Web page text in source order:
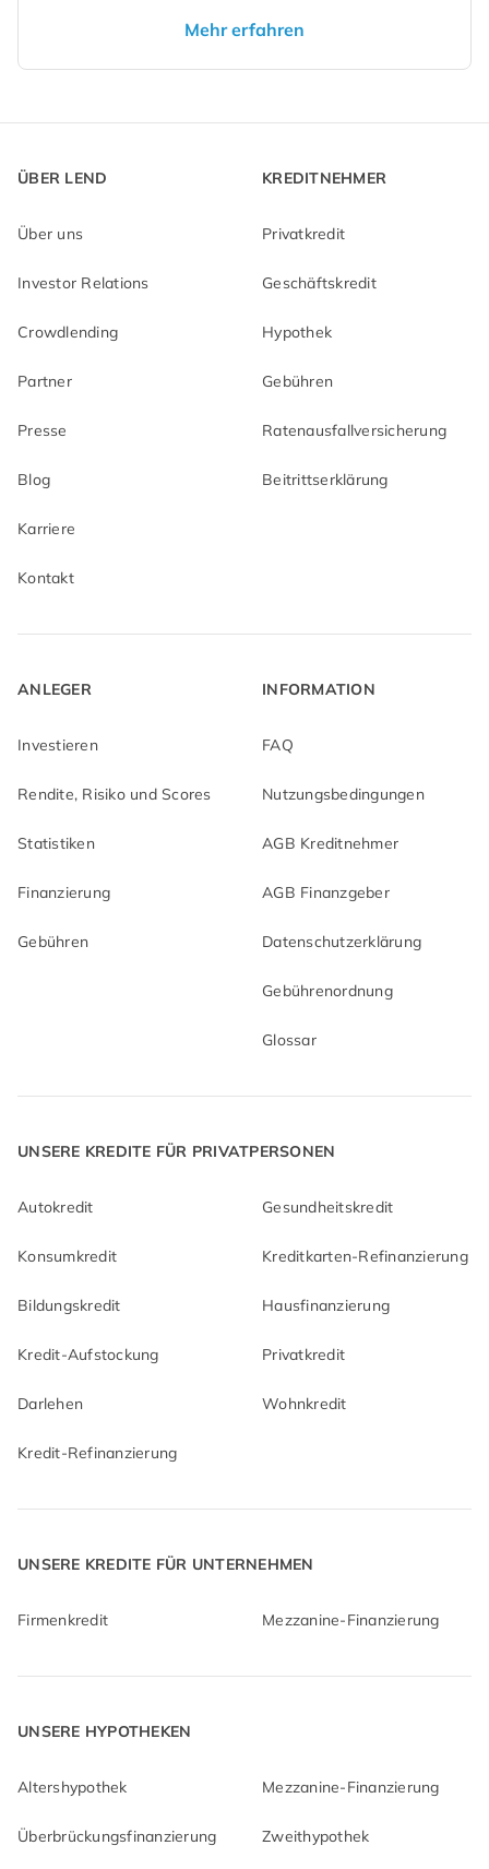
Mehr erfahren
ÜBER LEND
Über uns
Investor Relations
Crowdlending
Partner
Presse
Blog
Karriere
Kontakt
KREDITNEHMER
Privatkredit
Geschäftskredit
Hypothek
Gebühren
Ratenausfallversicherung
Beitrittserklärung
ANLEGER
Investieren
Rendite, Risiko und Scores
Statistiken
Finanzierung
Gebühren
INFORMATION
FAQ
Nutzungsbedingungen
AGB Kreditnehmer
AGB Finanzgeber
Datenschutzerklärung
Gebührenordnung
Glossar
UNSERE KREDITE FÜR PRIVATPERSONEN
Autokredit Gesundheitskredit
Konsumkredit Kreditkarten-Refinanzierung
Bildungskredit Hausfinanzierung
Kredit-Aufstockung Privatkredit
Darlehen Wohnkredit
Kredit-Refinanzierung
UNSERE KREDITE FÜR UNTERNEHMEN
Firmenkredit Mezzanine-Finanzierung
UNSERE HYPOTHEKEN
Altershypothek Mezzanine-Finanzierung
Überbrückungsfinanzierung Zweithypothek